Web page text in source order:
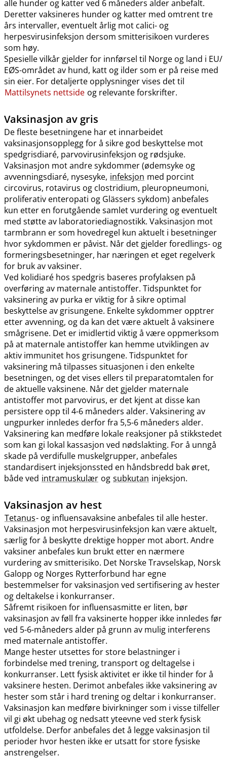
alle hunder og katter ved 6 måneders alder anbefalt.
Deretter vaksineres hunder og katter med omtrent tre
års intervaller, eventuelt årlig mot calici- og
herpesvirusinfeksjon dersom smitterisikoen vurderes
som høy.
Spesielle vilkår gjelder for innførsel til Norge og land i EU​/​
EØS-området av hund, katt og ilder som er på reise med
sin eier. For detaljerte opplysninger vises det til
Mattilsynets nettside og relevante forskrifter.
Vaksinasjon av gris
De fleste besetningene har et innarbeidet
vaksinasjonsopplegg for å sikre god beskyttelse mot
spedgrisdiaré, parvovirusinfeksjon og rødsjuke.
Vaksinasjon mot andre sykdommer (ødemsyke og
avvenningsdiaré, nysesyke, infeksjon med porcint
circovirus, rotavirus og clostridium, pleuropneumoni,
proliferativ enteropati og Glässers sykdom) anbefales
kun etter en forutgående samlet vurdering og eventuelt
med støtte av laboratoriediagnostikk. Vaksinasjon mot
tarmbrann er som hovedregel kun aktuelt i besetninger
hvor sykdommen er påvist. Når det gjelder foredlings- og
formeringsbesetninger, har næringen et eget regelverk
for bruk av vaksiner.
Ved kolidiaré hos spedgris baseres profylaksen på
overføring av maternale antistoffer. Tidspunktet for
vaksinering av purka er viktig for å sikre optimal
beskyttelse av grisungene. Enkelte sykdommer opptrer
etter avvenning, og da kan det være aktuelt å vaksinere
smågrisene. Det er imidlertid viktig å være oppmerksom
på at maternale antistoffer kan hemme utviklingen av
aktiv immunitet hos grisungene. Tidspunktet for
vaksinering må tilpasses situasjonen i den enkelte
besetningen, og det vises ellers til preparatomtalen for
de aktuelle vaksinene. Når det gjelder maternale
antistoffer mot parvovirus, er det kjent at disse kan
persistere opp til 4-6 måneders alder. Vaksinering av
ungpurker innledes derfor fra 5,5-6 måneders alder.
Vaksinering kan medføre lokale reaksjoner på stikkstedet
som kan gi lokal kassasjon ved nødslakting. For å unngå
skade på verdifulle muskelgrupper, anbefales
standardisert injeksjonssted en håndsbredd bak øret,
både ved intramuskulær og subkutan injeksjon.
Vaksinasjon av hest
Tetanus- og influensavaksine anbefales til alle hester.
Vaksinasjon mot herpesvirusinfeksjon kan være aktuelt,
særlig for å beskytte drektige hopper mot abort. Andre
vaksiner anbefales kun brukt etter en nærmere
vurdering av smitterisiko. Det Norske Travselskap, Norsk
Galopp og Norges Rytterforbund har egne
bestemmelser for vaksinasjon ved sertifisering av hester
og deltakelse i konkurranser.
Såfremt risikoen for influensasmitte er liten, bør
vaksinasjon av føll fra vaksinerte hopper ikke innledes før
ved 5-6-måneders alder på grunn av mulig interferens
med maternale antistoffer.
Mange hester utsettes for store belastninger i
forbindelse med trening, transport og deltagelse i
konkurranser. Lett fysisk aktivitet er ikke til hinder for å
vaksinere hesten. Derimot anbefales ikke vaksinering av
hester som står i hard trening og deltar i konkurranser.
Vaksinasjon kan medføre bivirkninger som i visse tilfeller
vil gi økt ubehag og nedsatt yteevne ved sterk fysisk
utfoldelse. Derfor anbefales det å legge vaksinasjon til
perioder hvor hesten ikke er utsatt for store fysiske
anstrengelser.